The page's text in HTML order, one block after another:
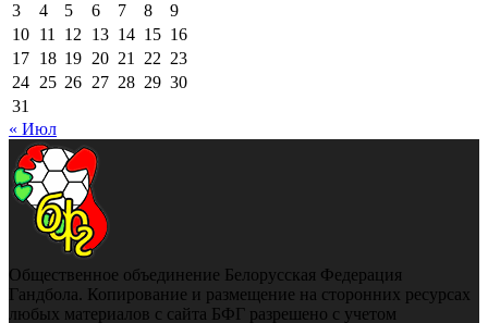
3
4 5 6 7 8
9
10 11 12 13 14 15 16
17 18 19 20 21 22 23
24 25 26 27 28 29 30
31
« Июл
Общественное объединение Белорусская Федерация
Гандбола. Копирование и размещение на сторонних ресурсах
любых материалов с сайта БФГ разрешено с учетом